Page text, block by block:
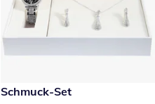
59,99 €
Schmuck-Set